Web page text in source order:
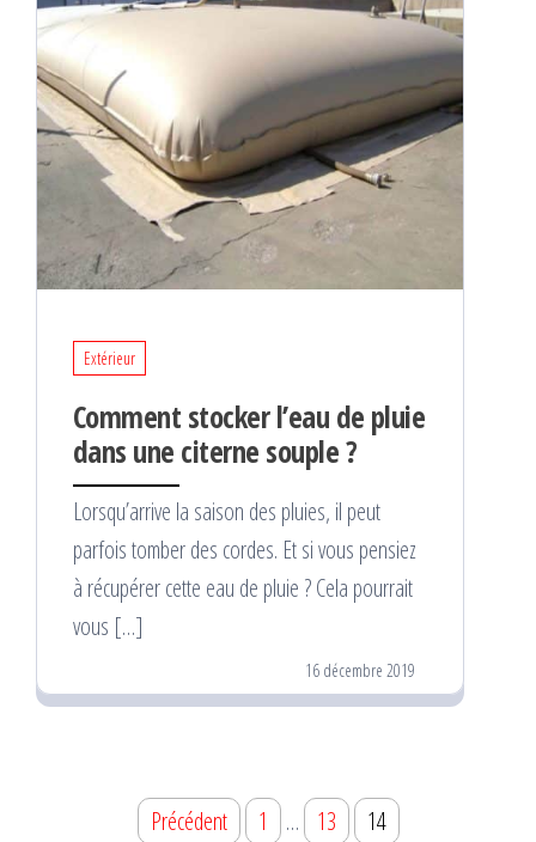
Extérieur
Comment stocker l’eau de pluie
dans une citerne souple ?
Lorsqu’arrive la saison des pluies, il peut
parfois tomber des cordes. Et si vous pensiez
à récupérer cette eau de pluie ? Cela pourrait
vous […]
16 décembre 2019
NavigationPrécédent 1 … 13 14